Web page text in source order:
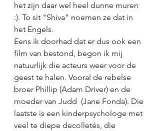
het zijn daar wel heel dunne muren
:). To sit "Shiva" noemen ze dat in
het Engels.
Eens ik doorhad dat er dus ook een
film van bestond, begon ik mij
natuurlijk die acteurs weer voor de
geest te halen. Vooral de rebelse
broer Phillip (Adam Driver) en de
moeder van Judd  (Jane Fonda). Die
laatste is een kinderpsychologe met
veel te diepe decolletés, die